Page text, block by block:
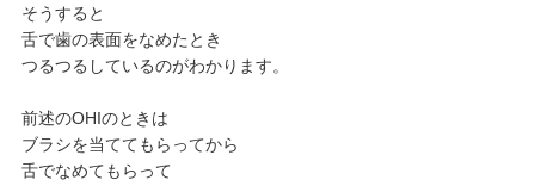
そうすると
舌で歯の表面をなめたとき
つるつるしているのがわかります。
前述のOHIのときは
ブラシを当ててもらってから
舌でなめてもらって